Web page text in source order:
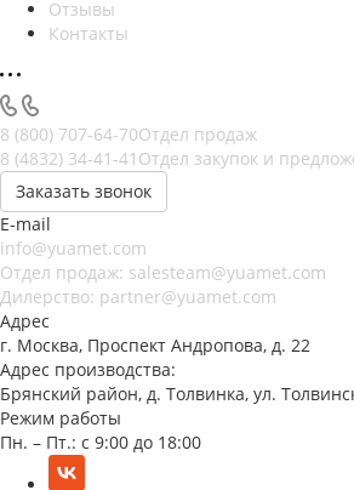
Отзывы
Контакты
8 (800) 707-64-70Отдел продаж
8 (4832) 34-41-41 Отдел закупок и
Заказать звонок
E-mail
info@yuamet.com
Отдел продаж: salesteam@yuamet.com
Дилерство: partner@yuamet.com
Адрес
г. Москва, Проспект Андропова, д. 22
Адрес производства:
Брянский район, д. Толвинка, ул.
Режим работы
Пн. – Пт.: с 9:00 до 18:00